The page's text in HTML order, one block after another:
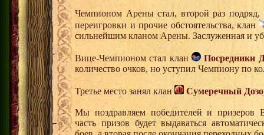
Чемпионом Арены стал, второй раз
переигровки и прочие обстоятельства, клан
сильнейшим кланом Арены. Заслуженная и
Вице-Чемпионом стал клан
Посредники
количество очков, но уступил Чемпиону по
Третье место занял клан Сумеречный
Мы поздравляем победителей и призеров
часть призов будет выдаваться